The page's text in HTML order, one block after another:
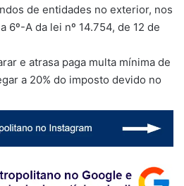
de entidades no exterior, nos
6º-A da lei nº 14.754, de 12 de
e atrasa paga multa mínima de
a 20% do imposto devido no